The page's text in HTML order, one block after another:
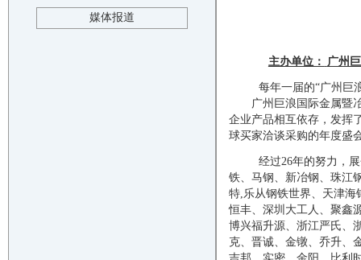
媒体报道
主办单位： 广州
每年一届的“广州巨
广州巨浪国际金属暨冶
企业产品相互依存，发挥
球买家洽谈采购的年度盛
经过26年的努力，
铁、马钢、新冶钢、珠江
特,乐从钢铁世界、天津
恒丰、深圳大工人、聚鑫
博兴福升源、浙江严氏、
克、晋诚、金镦、乔升、